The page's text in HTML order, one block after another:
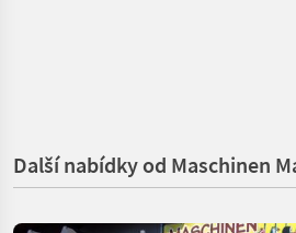
Další nabídky od Maschinen